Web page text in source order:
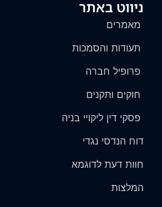
ניווט באתר
מאמרים
תעודות והסמכות
פרופיל חברה
חוקים ותקנים
פסקי דין ליקויי בניה
דוח הנדסי נגדי
חוות דעת לדוגמא
המלצות